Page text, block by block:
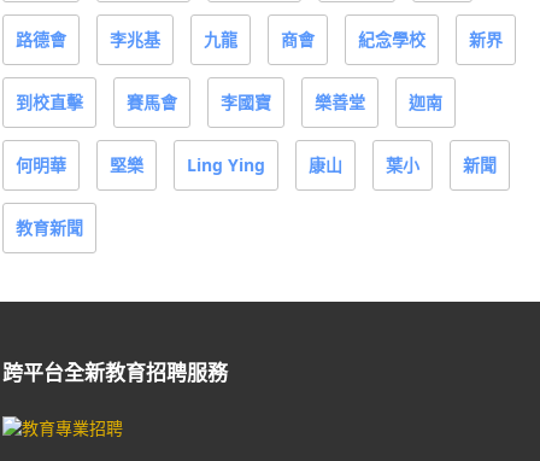
路德會 李兆基 九龍 商會 紀念學校 新界
到校直擊 賽馬會 李國寶 樂善堂 迦南
何明華 堅樂 Ling Ying 康山 葉小 新聞
教育新聞
跨平台全新教育招聘服務